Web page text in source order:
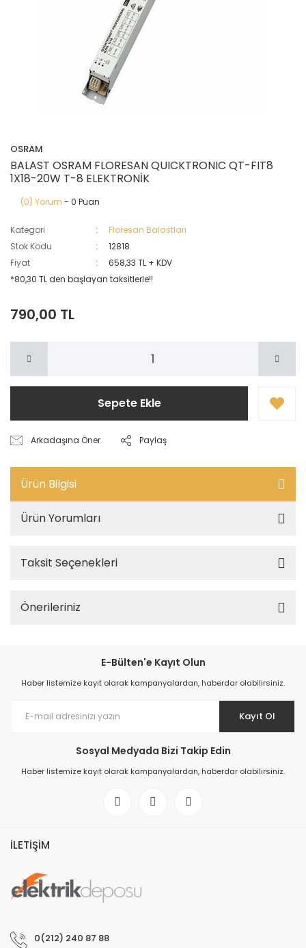
OSRAM
BALAST OSRAM FLORESAN QUICKTRONIC QT-FIT8
1X18-20W T-8 ELEKTRONİK
(0) Yorum - 0 Puan
Kategori
Floresan Balastları
Stok Kodu
12818
Fiyat
658,33 TL + KDV
*80,30 TL den başlayan taksitlerle!!
790,00 TL
Sepete Ekle
Arkadaşına Öner Paylaş
Ürün Bilgisi
Ürün Yorumları
Taksit Seçenekleri
Önerileriniz
E-Bülten'e Kayıt Olun
Haber listemize kayıt olarak kampanyalardan, haberdar olabilirsiniz.
Kayıt Ol
Sosyal Medyada Bizi Takip Edin
Haber listemize kayıt olarak kampanyalardan, haberdar olabilirsiniz.
İLETİŞİM
0(212) 240 87 88